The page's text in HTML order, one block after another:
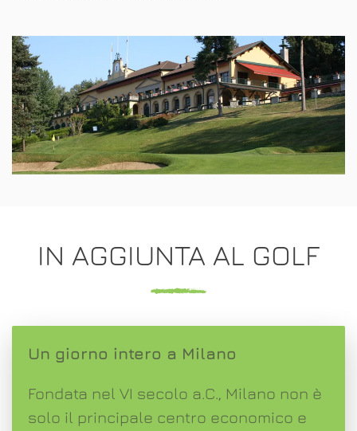
IN AGGIUNTA AL GOLF
Un giorno intero a Milano
Fondata nel VI secolo a.C., Milano non è
solo il principale centro economico e